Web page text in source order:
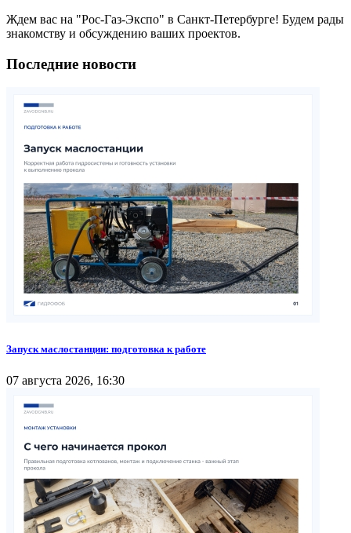
Ждем вас на "Рос-Газ-Экспо" в Санкт-Петербурге! Будем рады
знакомству и обсуждению ваших проектов.
Последние новости
Запуск маслостанции: подготовка к работе
07 августа 2026, 16:30